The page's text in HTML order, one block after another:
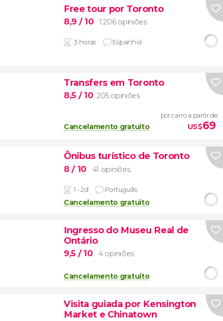
Free tour por Toronto
8,9 / 10 1.206 opiniões
3 horas Espanhol
Transfers em Toronto
8,5 / 10 205 opiniões
Cancelamento gratuito
por carro a partir de
US$69
Ônibus turístico de Toronto
8/ 10 41 opiniões
1 - 2d Português
Cancelamento gratuito
Ingresso do Museu Real de
Ontário
9,5 / 10 4 opiniões
Cancelamento gratuito
Visita guiada por Kensington
Market e Chinatown